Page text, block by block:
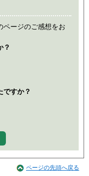
ページのご感想をお
？
ですか？
ページの先頭へ戻る